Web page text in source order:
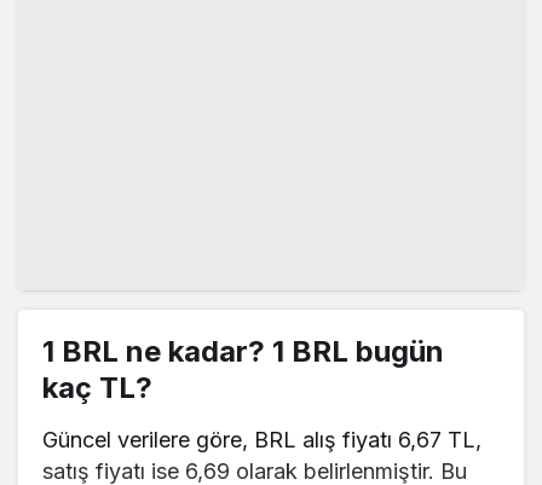
1 BRL ne kadar? 1 BRL bugün
kaç TL?
Güncel verilere göre, BRL alış fiyatı 6,67 TL,
satış fiyatı ise 6,69 olarak belirlenmiştir. Bu